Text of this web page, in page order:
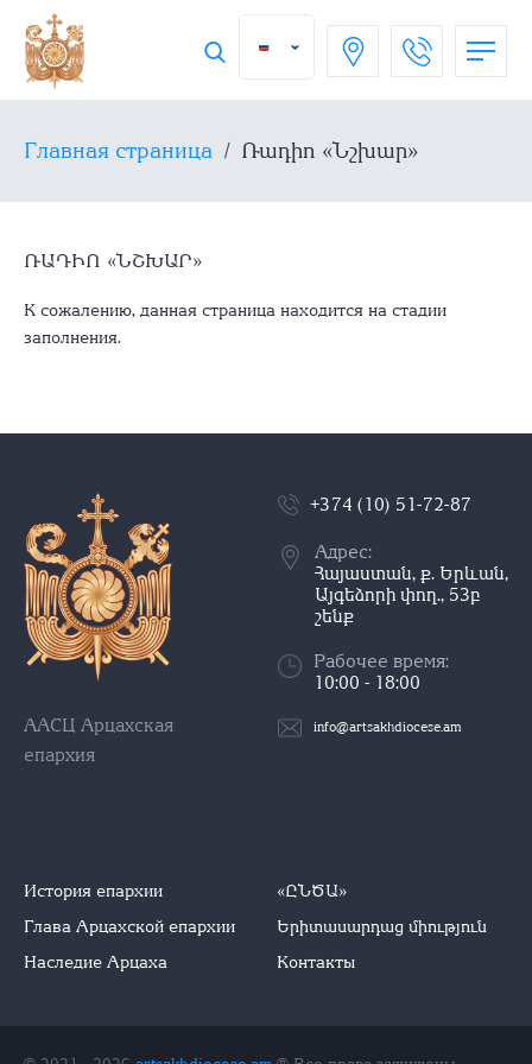
Главная страница / Ռադիո «Նշխար»
ՌԱԴԻՈ «ՆՇԽԱՐ»
К сожалению, данная страница находится на стадии
заполнения.
ААСЦ Арцахская
епархия
История епархии
Глава Арцахской епархии
Наследие Арцаха
«ԸՆԾԱ»
Երիտասարդաց միություն
Контакты
+374 (10) 51-72-87
Адрес:
Հայաստան, ք. Երևան,
Այգեձորի փող., 53բ
շենք
Рабочее время:
10:00 - 18:00
info@artsakhdiocese.am